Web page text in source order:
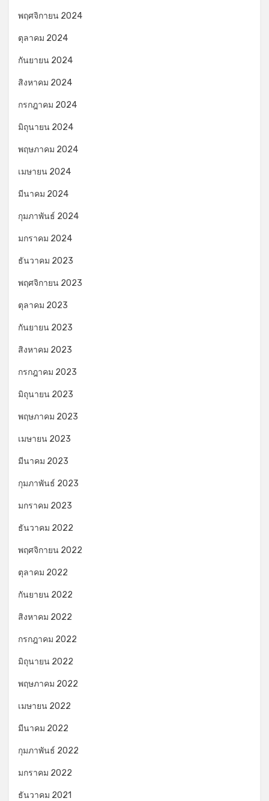
พฤศจิกายน 2024
ตุลาคม 2024
กันยายน 2024
สิงหาคม 2024
กรกฎาคม 2024
มิถุนายน 2024
พฤษภาคม 2024
เมษายน 2024
มีนาคม 2024
กุมภาพันธ์ 2024
มกราคม 2024
ธันวาคม 2023
พฤศจิกายน 2023
ตุลาคม 2023
กันยายน 2023
สิงหาคม 2023
กรกฎาคม 2023
มิถุนายน 2023
พฤษภาคม 2023
เมษายน 2023
มีนาคม 2023
กุมภาพันธ์ 2023
มกราคม 2023
ธันวาคม 2022
พฤศจิกายน 2022
ตุลาคม 2022
กันยายน 2022
สิงหาคม 2022
กรกฎาคม 2022
มิถุนายน 2022
พฤษภาคม 2022
เมษายน 2022
มีนาคม 2022
กุมภาพันธ์ 2022
มกราคม 2022
ธันวาคม 2021